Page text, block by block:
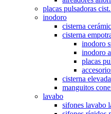
placas pulsadoras
inodoro
cisterna
cisterna
inodoro
inodoro
placas
cisterna elevada
manguitos
lavabo
sifones lavabo